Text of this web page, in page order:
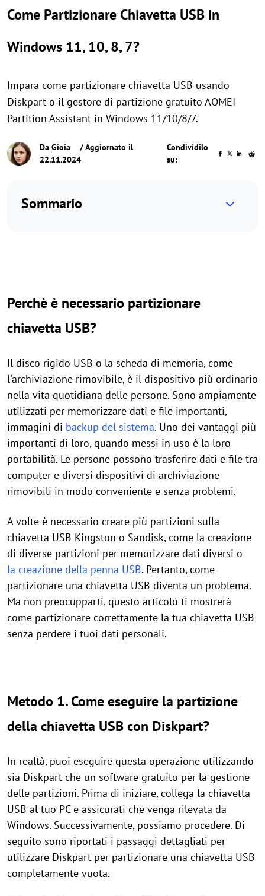
Come Partizionare Chiavetta USB in
Windows 11, 10, 8, 7?
Impara come partizionare chiavetta USB usando
Diskpart o il gestore di partizione gratuito AOMEI
Partition Assistant in Windows 11/10/8/7.
Da Gioia
/ Aggiornato il
22.11.2024
Condividilo
su:
Sommario
Perchè è necessario partizionare
chiavetta USB?
Il disco rigido USB o la scheda di memoria, come
l'archiviazione rimovibile, è il dispositivo più ordinario
nella vita quotidiana delle persone. Sono ampiamente
utilizzati per memorizzare dati e file importanti,
immagini di backup del sistema. Uno dei vantaggi più
importanti di loro, quando messi in uso è la loro
portabilità. Le persone possono trasferire dati e file tra
computer e diversi dispositivi di archiviazione
rimovibili in modo conveniente e senza problemi.
A volte è necessario creare più partizioni sulla
chiavetta USB Kingston o Sandisk, come la creazione
di diverse partizioni per memorizzare dati diversi o
la creazione della penna USB. Pertanto, come
partizionare una chiavetta USB diventa un problema.
Ma non preocupparti, questo articolo ti mostrerà
come partizionare correttamente la tua chiavetta USB
senza perdere i tuoi dati personali.
Metodo 1. Come eseguire la partizione
della chiavetta USB con Diskpart?
In realtà, puoi eseguire questa operazione utilizzando
sia Diskpart che un software gratuito per la gestione
delle partizioni. Prima di iniziare, collega la chiavetta
USB al tuo PC e assicurati che venga rilevata da
Windows. Successivamente, possiamo procedere. Di
seguito sono riportati i passaggi dettagliati per
utilizzare Diskpart per partizionare una chiavetta USB
completamente vuota.